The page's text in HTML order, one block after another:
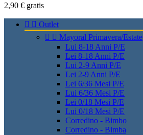
2,90 € gratis
  Outlet
  Mayoral Primavera/Estate
Lui 8-18 Anni P/E
Lei 8-18 Anni P/E
Lui 2-9 Anni P/E
Lei 2-9 Anni P/E
Lei 6/36 Mesi P/E
Lui 6/36 Mesi P/E
Lei 0/18 Mesi P/E
Lui 0/18 Mesi P/E
Corredino - Bimbo
Corredino - Bimba